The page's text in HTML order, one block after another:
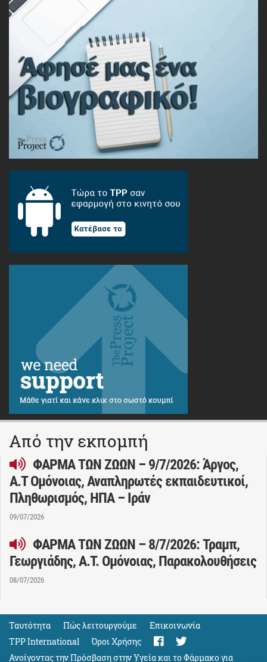
Από την εκπομπή
ΦΑΡΜΑ ΤΩΝ ΖΩΩΝ – 9/7/2026: Άργος,
Α.Τ Ομόνοιας, Αναπληρωτές εκπαιδευτικοί,
Πληθωρισμός, ΗΠΑ – Ιράν
09/07/2026
ΦΑΡΜΑ ΤΩΝ ΖΩΩΝ – 8/7/2026: Τραμπ,
Γεωργιάδης, Α.Τ. Ομόνοιας, Παρακολουθήσεις
08/07/2026
Ταυτότητα Πώς λειτουργούμε
Eπικοινωνία
TPP International
Όροι Χρήσης
Ανοίγοντας την Πρόσβαση στην Υγεία και το Φάρμακο για